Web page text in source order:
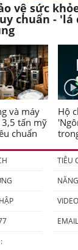
vệ sức
chuẩn - 'lá
và máy
3,5 tấn mỹ
chuẩn
Hộ
TIÊU
VIDEO